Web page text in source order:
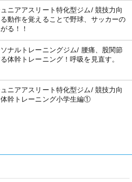
ニアアスリート特化型ジム/ 競技力向
動作を覚えることで野球、サッカーの
る！！
ナルトレーニングジム/ 腰痛、股関節
体幹トレーニング！呼吸を見直す。
ニアアスリート特化型ジム/ 競技力向
体幹トレーニング小学生編①